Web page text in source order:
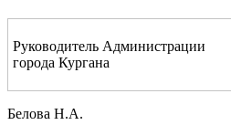
Руководитель Администрации
города Кургана
Белова Н.А.